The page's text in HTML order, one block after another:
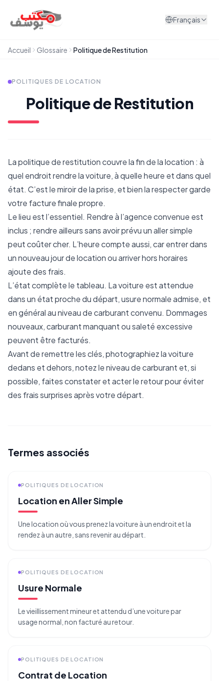
Français
Accueil Glossaire Politique de Restitution
POLITIQUES DE LOCATION
Politique de Restitution
La politique de restitution couvre la fin de la location : à
quel endroit rendre la voiture, à quelle heure et dans quel
état. C’est le miroir de la prise, et bien la respecter garde
votre facture finale propre.
Le lieu est l’essentiel. Rendre à l’agence convenue est
inclus ; rendre ailleurs sans avoir prévu un aller simple
peut coûter cher. L’heure compte aussi, car entrer dans
un nouveau jour de location ou arriver hors horaires
ajoute des frais.
L’état complète le tableau. La voiture est attendue
dans un état proche du départ, usure normale admise, et
en général au niveau de carburant convenu. Dommages
nouveaux, carburant manquant ou saleté excessive
peuvent être facturés.
Avant de remettre les clés, photographiez la voiture
dedans et dehors, notez le niveau de carburant et, si
possible, faites constater et acter le retour pour éviter
des frais surprises après votre départ.
Termes associés
POLITIQUES DE LOCATION
Location en Aller Simple
Une location où vous prenez la voiture à un endroit et la
rendez à un autre, sans revenir au départ.
POLITIQUES DE LOCATION
Usure Normale
Le vieillissement mineur et attendu d’une voiture par
usage normal, non facturé au retour.
POLITIQUES DE LOCATION
Contrat de Location